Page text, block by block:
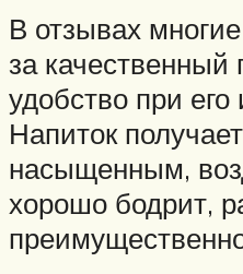
В отзывах
за качественный
удобство при
Напиток
насыщенным,
хорошо бодрит,